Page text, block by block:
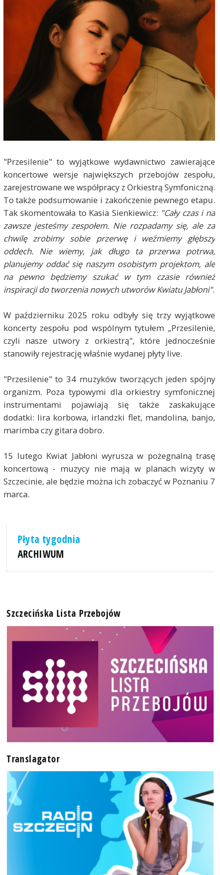
"Przesilenie" to wyjątkowe wydawnictwo zawierające
koncertowe wersje największych przebojów zespołu,
zarejestrowane we współpracy z Orkiestrą Symfoniczną.
To także podsumowanie i zakończenie pewnego etapu.
Tak skomentowała to Kasia Sienkiewicz: "Cały czas i na
zawsze jesteśmy zespołem. Nie rozpadamy się, ale za
chwilę zrobimy sobie przerwę i weźmiemy głębszy
oddech. Nie wiemy, jak długo ta przerwa potrwa,
planujemy oddać się naszym osobistym projektom, ale
na pewno będziemy szukać w tym czasie również
inspiracji do tworzenia nowych utworów Kwiatu Jabłoni".
W październiku 2025 roku odbyły się trzy wyjątkowe
koncerty zespołu pod wspólnym tytułem „Przesilenie,
czyli nasze utwory z orkiestrą", które jednocześnie
stanowiły rejestrację właśnie wydanej płyty live.
"Przesilenie" to 34 muzyków tworzących jeden spójny
organizm. Poza typowymi dla orkiestry symfonicznej
instrumentami pojawiają się także zaskakujące
dodatki: lira korbowa, irlandzki flet, mandolina, banjo,
marimba czy gitara dobro.
15 lutego Kwiat Jabłoni wyrusza w pożegnalną trasę
koncertową - muzycy nie mają w planach wizyty w
Szczecinie, ale będzie można ich zobaczyć w Poznaniu 7
marca.
Płyta tygodnia
ARCHIWUM
Szczecińska Lista Przebojów
Translagator